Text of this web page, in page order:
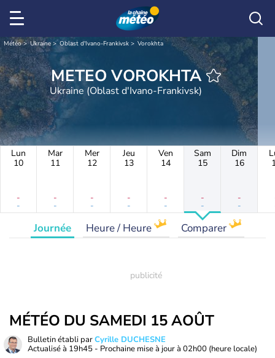
Météo Ukraine Oblast d'Ivano-Frankivsk Vorokhta
METEO VOROKHTA
Ukraine (Oblast d'Ivano-Frankivsk)
Lun
10
-
-
Mar
11
-
-
Mer
12
-
-
Jeu
13
-
-
Ven
14
-
-
Sam
15
-
-
Dim
16
-
-
Journée Heure / Heure Comparer
MÉTÉO DU SAMEDI 15 AOÛT
Bulletin établi parCyrille DUCHESNE
Actualisé à 19h45 - Prochaine mise à jour à 02h00 (heure locale)